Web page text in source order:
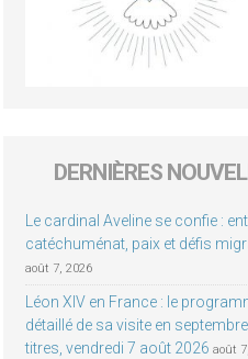
DERNIÈRES
Le cardinal Aveline se confie :
catéchuménat, paix et défis
août 7, 2026
Léon XIV en France : le
détaillé de sa visite en
titres, vendredi 7 août 2026 août